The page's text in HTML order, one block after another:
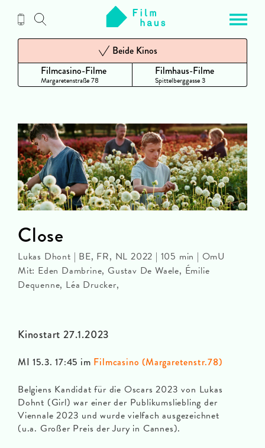
Inhalt
Filmcasino-Filme
Margaretenstraße 78
Beide Kinos
Filmhaus-Filme
Spittelberggasse 3
Kinostart 27.1.2023
MI 15.3. 17:45 im Filmcasino (Margaretenstr.78)
Belgiens Kandidat für die Oscars 2023 von Lukas
Dohnt (Girl) war einer der Publikumsliebling der
Viennale 2023 und wurde vielfach ausgezeichnet
(u.a. Großer Preis der Jury in Cannes).
Close
Lukas Dhont | BE, FR, NL 2022 | 105 min | OmU
Mit: Eden Dambrine, Gustav De Waele, Émilie
Dequenne, Léa Drucker,